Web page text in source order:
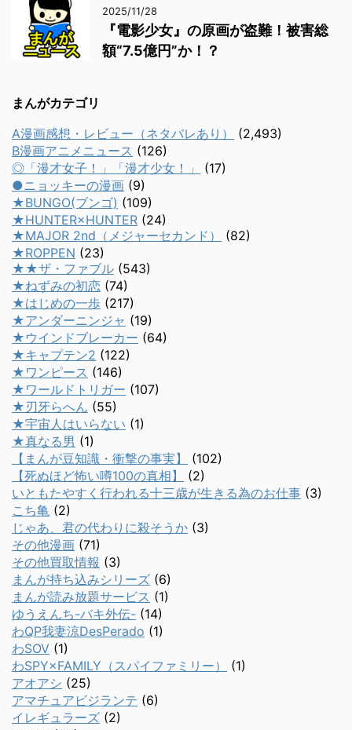
2025/11/28
『電影少女』の原画が盗難！被害総
額“7.5億円”か！？
まんがカテゴリ
A漫画感想・レビュー（ネタバレあり）
(2,493)
B漫画アニメニュース (126)
◎「漫才女子！」「漫才少女！」
(17)
●ニョッキーの漫画 (9)
★BUNGO(ブンゴ) (109)
★HUNTER×HUNTER (24)
★MAJOR 2nd（メジャーセカンド）
(82)
★ROPPEN (23)
★★ザ・ファブル (543)
★ねずみの初恋 (74)
★はじめの一歩 (217)
★アンダーニンジャ (19)
★ウインドブレーカー (64)
★キャプテン2 (122)
★ワンピース (146)
★ワールドトリガー (107)
★刃牙らへん (55)
★宇宙人はいらない (1)
★真なる男 (1)
【まんが豆知識・衝撃の事実】
(102)
【死ぬほど怖い噂100の真相】
(2)
いともたやすく行われる十三歳が生きる為のお仕事 (3)
こち亀 (2)
じゃあ、君の代わりに殺そうか (3)
その他漫画 (71)
その他買取情報 (3)
まんが持ち込みシリーズ (6)
まんが読み放題サービス (1)
ゆうえんち-バキ外伝- (14)
わQP我妻涼DesPerado (1)
わSOV (1)
わSPY×FAMILY（スパイファミリー）
(1)
アオアシ (25)
アマチュアビジランテ (6)
イレギュラーズ (2)